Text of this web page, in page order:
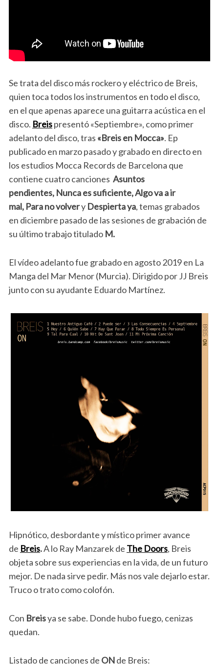
Se trata del disco más rockero y eléctrico de Breis,
quien toca todos los instrumentos en todo el disco,
en el que apenas aparece una guitarra acústica en el
disco. Breispresentó «Septiembre», como primer
adelanto del disco, tras «Breis en Mocca». Ep
publicado en marzo pasado y grabado en directo en
los estudios Mocca Records de Barcelona que
contiene cuatro canciones Asuntos
pendientes, Nunca es suficiente, Algo va a ir
mal, Para no volveryDespierta ya, temas grabados
en diciembre pasado de las sesiones de grabación de
su último trabajo titulado M.
El vídeo adelanto fue grabado en agosto 2019 en La
Manga del Mar Menor (Murcia). Dirigido por JJ Breis
junto con su ayudante Eduardo Martínez.
Hipnótico, desbordante y místico primer avance
de Breis.A lo Ray Manzarek de The Doors, Breis
objeta sobre sus experiencias en la vida, de un futuro
mejor. De nada sirve pedir. Más nos vale dejarlo estar.
Truco o trato como colofón.
Con Breisya se sabe. Donde hubo fuego, cenizas
quedan.
Listado de canciones de ONde Breis: